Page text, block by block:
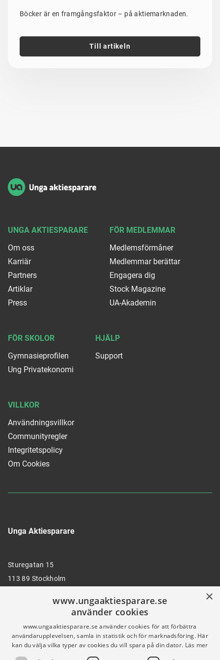
Böcker är en framgångsfaktor – på aktiemarknaden.
Till artikeln
Unga Aktiesparare
Sturegatan 15
113 89 Stockholm
info@ungaaktiesparare.se
UNGA AKTIESPARARE
Om oss
Karriär
Partners
Artiklar
Press
FÖR MEDLEMMAR
Medlemsförmåner
Medlemmar berättar
Engagera dig
Stock Magazine
UA-Akademin
FÖR SKOLOR
Gymnasieprofilen
Ung Privatekonomi
HJÄLP
Support
VILLKOR
Användningsvillkor
Communityregler
Integritetspolicy
Om Cookies
×
www.ungaaktiesparare.se
använder cookies
www.ungaaktiesparare.se använder cookies för att förbättra
användarupplevelsen, samla in statistik och för marknadsföring. Här
kan du välja vilka typer av cookies du vill spara på din dator. Läs mer